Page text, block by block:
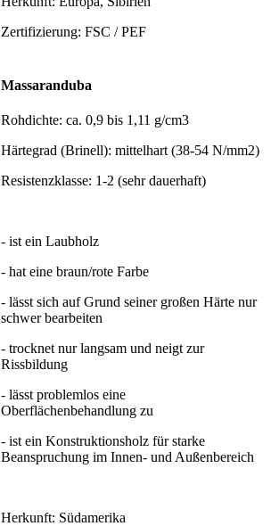
Zertifizierung: FSC / PEF
Massaranduba
Rohdichte: ca. 0,9 bis 1,11 g/cm3
Härtegrad (Brinell): mittelhart (38-54 N/mm2)
Resistenzklasse: 1-2 (sehr dauerhaft)
- ist ein Laubholz
- hat eine braun/rote Farbe
- lässt sich auf Grund seiner großen Härte nur
schwer bearbeiten
- trocknet nur langsam und neigt zur
Rissbildung
- lässt problemlos eine
Oberflächenbehandlung zu
- ist ein Konstruktionsholz für starke
Beanspruchung im Innen- und Außenbereich
Herkunft: Südamerika